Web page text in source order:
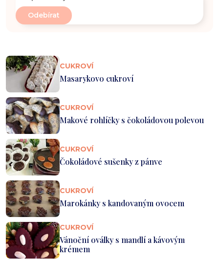
CUKROVÍ
Masarykovo cukroví
CUKROVÍ
Makové rohlíčky s čokoládovou polevou
CUKROVÍ
Čokoládové sušenky z pánve
CUKROVÍ
Marokánky s kandovaným ovocem
CUKROVÍ
Vánoční oválky s mandlí a kávovým
krémem